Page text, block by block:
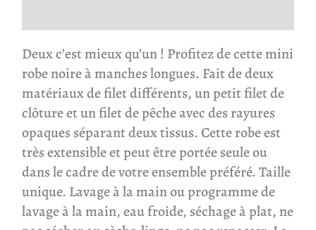
Deux c’est mieux qu’un ! Profitez de cette mini
robe noire à manches longues. Fait de deux
matériaux de filet différents, un petit filet de
clôture et un filet de pêche avec des rayures
opaques séparant deux tissus. Cette robe est
très extensible et peut être portée seule ou
dans le cadre de votre ensemble préféré. Taille
unique. Lavage à la main ou programme de
lavage à la main, eau froide, séchage à plat, ne